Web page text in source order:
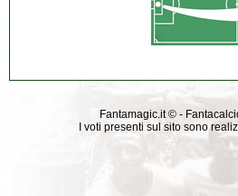
Fantamagic.it © -
I voti presenti sul sito sono